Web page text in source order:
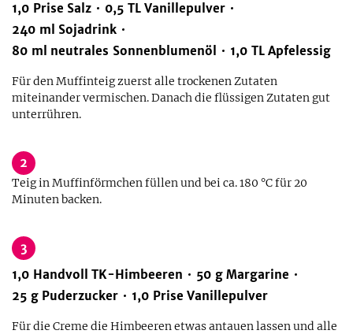
1,0 Prise Salz 0,5 TL Vanillepulver
240 ml Sojadrink
80 ml neutrales Sonnenblumenöl 1,0 TL Apfelessig
Für den Muffinteig zuerst alle trockenen Zutaten
miteinander vermischen. Danach die flüssigen Zutaten gut
unterrühren.
2
Teig in Muffinförmchen füllen und bei ca. 180 °C für 20
Minuten backen.
3
1,0 Handvoll TK-Himbeeren 50 g Margarine
25 g Puderzucker 1,0 Prise Vanillepulver
Für die Creme die Himbeeren etwas antauen lassen und alle